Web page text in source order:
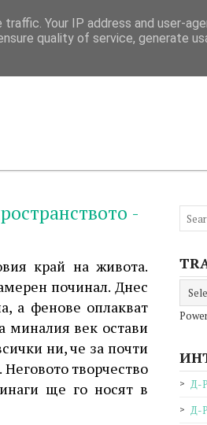
-
край на живота.
починал. Днес
а фенове оплакват
миналия век остави
ни, че за почти
творчество
ще го носят в
Д-
Д-
Your IP address and user-
quality of service, generate